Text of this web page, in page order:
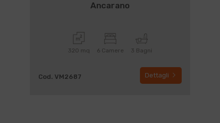
Ancarano
320 mq 6 Camere 3 Bagni
Cod. VM2687 Dettagli